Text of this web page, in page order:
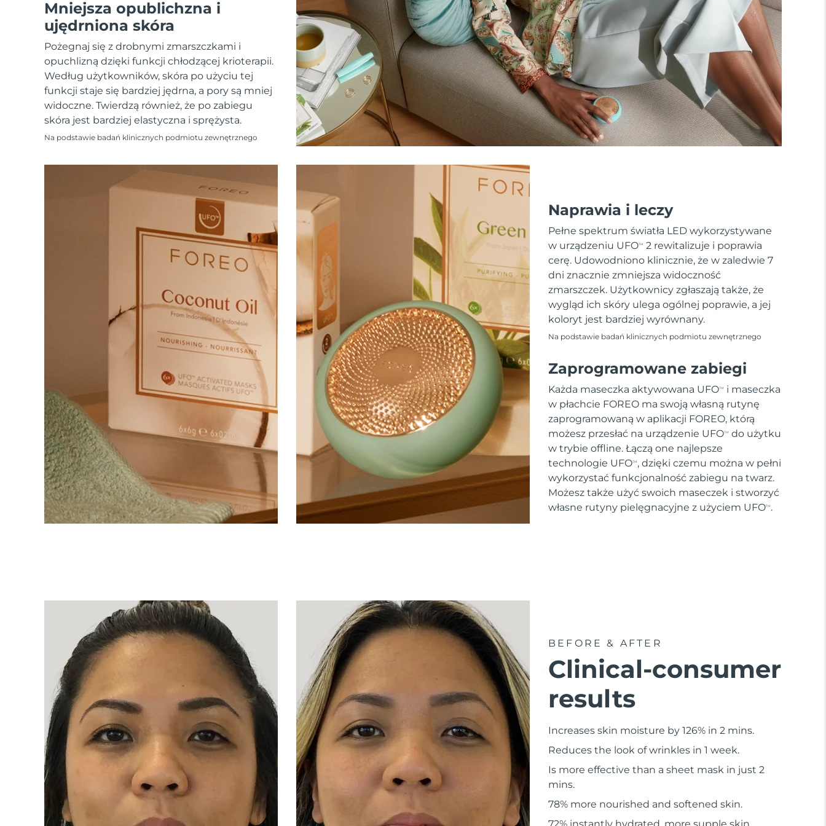
Mniejsza opublichzna i
ujędrniona skóra
Pożegnaj się z drobnymi zmarszczkami i
opuchlizną dzięki funkcji chłodzącej krioterapii.
Według użytkowników, skóra po użyciu tej
funkcji staje się bardziej jędrna, a pory są mniej
widoczne. Twierdzą również, że po zabiegu
skóra jest bardziej elastyczna i sprężysta.
Na podstawie badań klinicznych podmiotu zewnętrznego
Naprawia i leczy
Pełne spektrum światła LED wykorzystywane
w urządzeniu UFOTM
2 rewitalizuje i poprawia
cerę. Udowodniono klinicznie, że w zaledwie 7
dni znacznie zmniejsza widoczność
zmarszczek. Użytkownicy zgłaszają także, że
wygląd ich skóry ulega ogólnej poprawie, a jej
koloryt jest bardziej wyrównany.
Na podstawie badań klinicznych podmiotu zewnętrznego
Zaprogramowane zabiegi
Każda maseczka aktywowana UFOTM
i maseczka
w płachcie FOREO ma swoją własną rutynę
zaprogramowaną w aplikacji FOREO, którą
możesz przesłać na urządzenie UFOTM
do użytku
w trybie offline. Łączą one najlepsze
technologie UFOTM , dzięki czemu można w pełni
wykorzystać funkcjonalność zabiegu na twarz.
Możesz także użyć swoich maseczek i stworzyć
własne rutyny pielęgnacyjne z użyciem UFOTM .
BEFORE & AFTER
Clinical-consumer
results
Increases skin moisture by 126% in 2 mins.
Reduces the look of wrinkles in 1 week.
Is more effective than a sheet mask in just 2
mins.
78% more nourished and softened skin.
All acne treatment devices
All revitalizing eye massagers
Pielęgnacja skóry KIWI™
Advanced pore care essentials
LUNA™ Dual-Peptide Scalp
Serum
issa™ Teeth Whitening Gel
18% PAP
Kosmetyki Mężczyźni
Kupuj